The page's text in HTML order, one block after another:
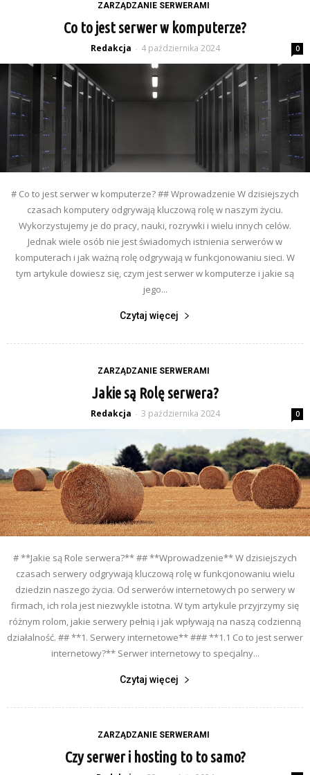
ZARZĄDZANIE SERWERAMI
Co to jest serwer w komputerze?
Redakcja - 4 października 2024 0
# Co to jest serwer w komputerze? ## Wprowadzenie W dzisiejszych
czasach komputery odgrywają kluczową rolę w naszym życiu.
Wykorzystujemy je do pracy, nauki, rozrywki i wielu innych celów.
Jednak wiele osób nie jest świadomych istnienia serwerów w
komputerach i jak ważną rolę odgrywają w funkcjonowaniu sieci. W
tym artykule dowiesz się, czym jest serwer w komputerze i jakie są
jego...
Czytaj więcej
ZARZĄDZANIE SERWERAMI
Jakie są Rolę serwera?
Redakcja - 3 października 2024 0
# **Jakie są Role serwera?** ## **Wprowadzenie** W dzisiejszych
czasach serwery odgrywają kluczową rolę w funkcjonowaniu wielu
dziedzin naszego życia. Od serwerów internetowych po serwery w
firmach, ich rola jest niezwykle istotna. W tym artykule przyjrzymy się
różnym rolom, jakie serwery pełnią i jak wpływają na naszą codzienną
działalność. ## **1. Serwery internetowe** ### **1.1 Co to jest serwer
internetowy?** Serwer internetowy to specjalny...
Czytaj więcej
ZARZĄDZANIE SERWERAMI
Czy serwer i hosting to to samo?